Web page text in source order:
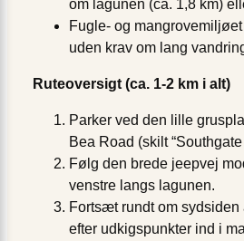
om lagunen (ca. 1,8 km)
Fugle- og
uden krav om lang
Ruteoversigt (ca. 1-2 km i alt)
Parker ved den lille
Bea Road (skilt
Følg den brede jeepvej
venstre langs lagunen.
Fortsæt rundt om sydsiden
efter udkigspunkter ind i